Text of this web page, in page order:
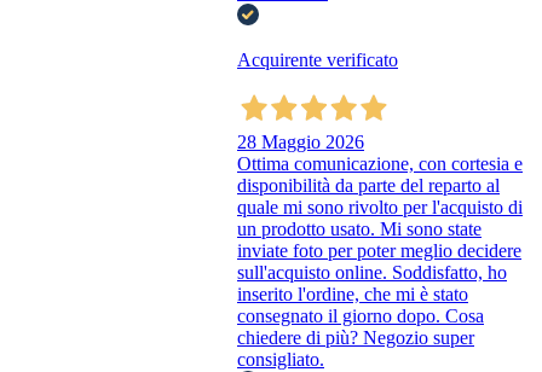
Acquirente verificato
28 Maggio 2026
Ottima comunicazione, con cortesia e
disponibilità da parte del reparto al
quale mi sono rivolto per l'acquisto di
un prodotto usato. Mi sono state
inviate foto per poter meglio decidere
sull'acquisto online. Soddisfatto, ho
inserito l'ordine, che mi è stato
consegnato il giorno dopo. Cosa
chiedere di più? Negozio super
consigliato.